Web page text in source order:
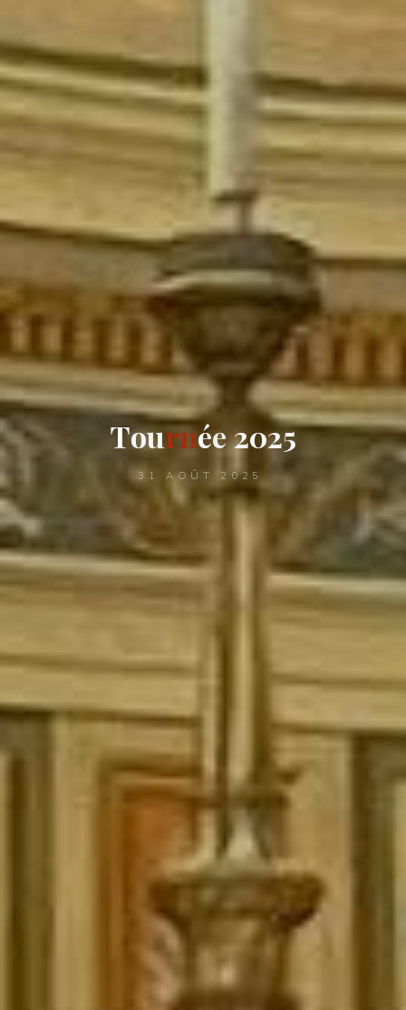
Tournée2025
31 AOÛT 2025